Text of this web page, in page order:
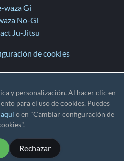
y personalización. Al hacer clic en
para el uso de cookies. Puedes
aquío en "Cambiar configuración de
Rechazar
waza Gi
No-Gi
Ju-Jitsu
de cookies
: UTC